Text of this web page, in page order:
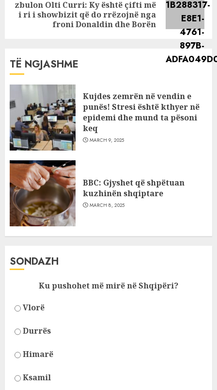
Next
post:
zbulon Olti Curri: Ky është çifti më
i ri i showbizit që do rrëzojnë nga
froni Donaldin dhe Borën
TË NGJASHME
Kujdes zemrën në vendin e
punës! Stresi është kthyer në
epidemi dhe mund ta pësoni
keq
MARCH 9, 2025
BBC: Gjyshet që shpëtuan
kuzhinën shqiptare
MARCH 8, 2025
SONDAZH
Ku pushohet më mirë në Shqipëri?
Vlorë
Durrës
Himarë
Ksamil